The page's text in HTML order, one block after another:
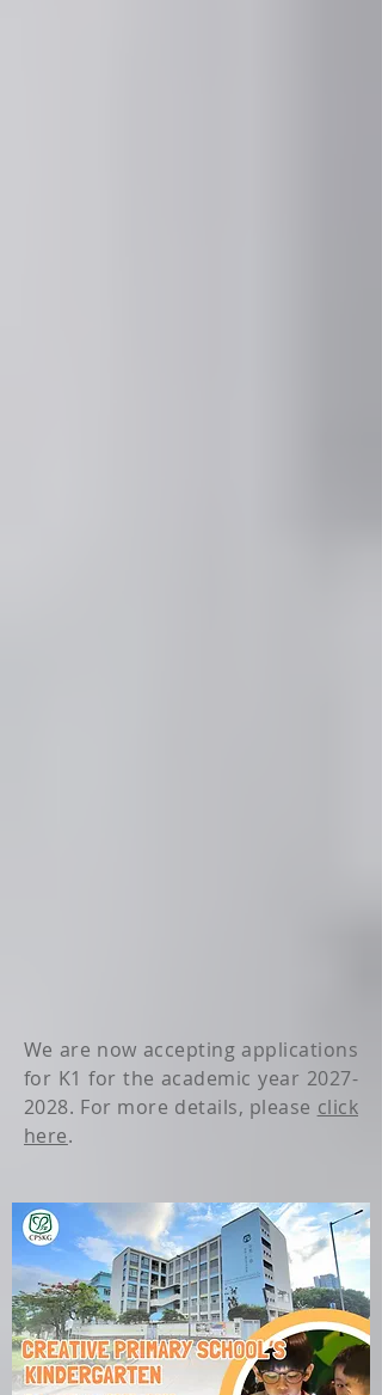
We are now accepting applications
for K1 for the academic year 2027-
2028. For more details, please click
here.